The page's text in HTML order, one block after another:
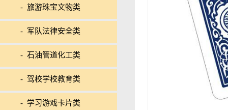
- 旅游珠宝文物类
- 军队法律安全类
- 石油管道化工类
- 驾校学校教育类
- 学习游戏卡片类